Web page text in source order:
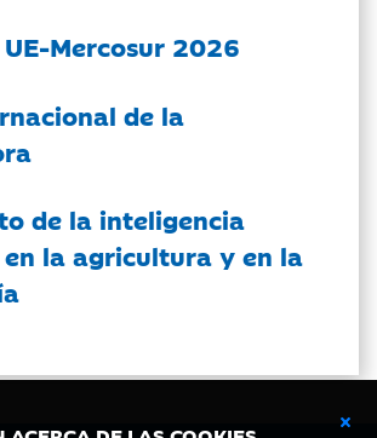
Mercosur 2026
de la
de la inteligencia
la agricultura y en la